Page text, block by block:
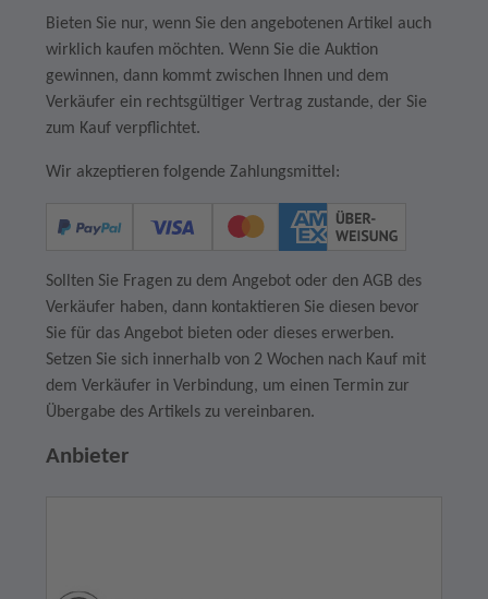
Bieten Sie nur, wenn Sie den angebotenen Artikel auch
wirklich kaufen möchten. Wenn Sie die Auktion
gewinnen, dann kommt zwischen Ihnen und dem
Verkäufer ein rechtsgültiger Vertrag zustande, der Sie
zum Kauf verpflichtet.
Wir akzeptieren folgende Zahlungsmittel:
Sollten Sie Fragen zu dem Angebot oder den AGB des
Verkäufer haben, dann kontaktieren Sie diesen bevor
Sie für das Angebot bieten oder dieses erwerben.
Setzen Sie sich innerhalb von 2 Wochen nach Kauf mit
dem Verkäufer in Verbindung, um einen Termin zur
Übergabe des Artikels zu vereinbaren.
Anbieter